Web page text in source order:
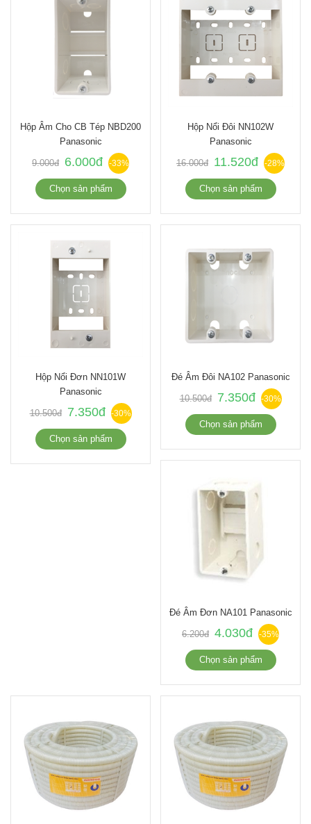
Hộp Âm Cho CB Tép NBD200
Panasonic
9.000đ 6.000đ -33%
Chọn sản phẩm
Hộp Nổi Đôi NN102W
Panasonic
16.000đ 11.520đ -28%
Chọn sản phẩm
Hộp Nổi Đơn NN101W
Panasonic
10.500đ 7.350đ -30%
Chọn sản phẩm
Đé Âm Đôi NA102 Panasonic
10.500đ 7.350đ -30%
Chọn sản phẩm
Đé Âm Đơn NA101 Panasonic
6.200đ 4.030đ -35%
Chọn sản phẩm